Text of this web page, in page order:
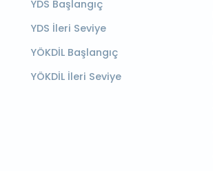
YDS Başlangıç
YDS İleri Seviye
YÖKDİL Başlangıç
YÖKDİL İleri Seviye